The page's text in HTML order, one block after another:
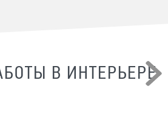
В ИНТЕРЬЕРЕ